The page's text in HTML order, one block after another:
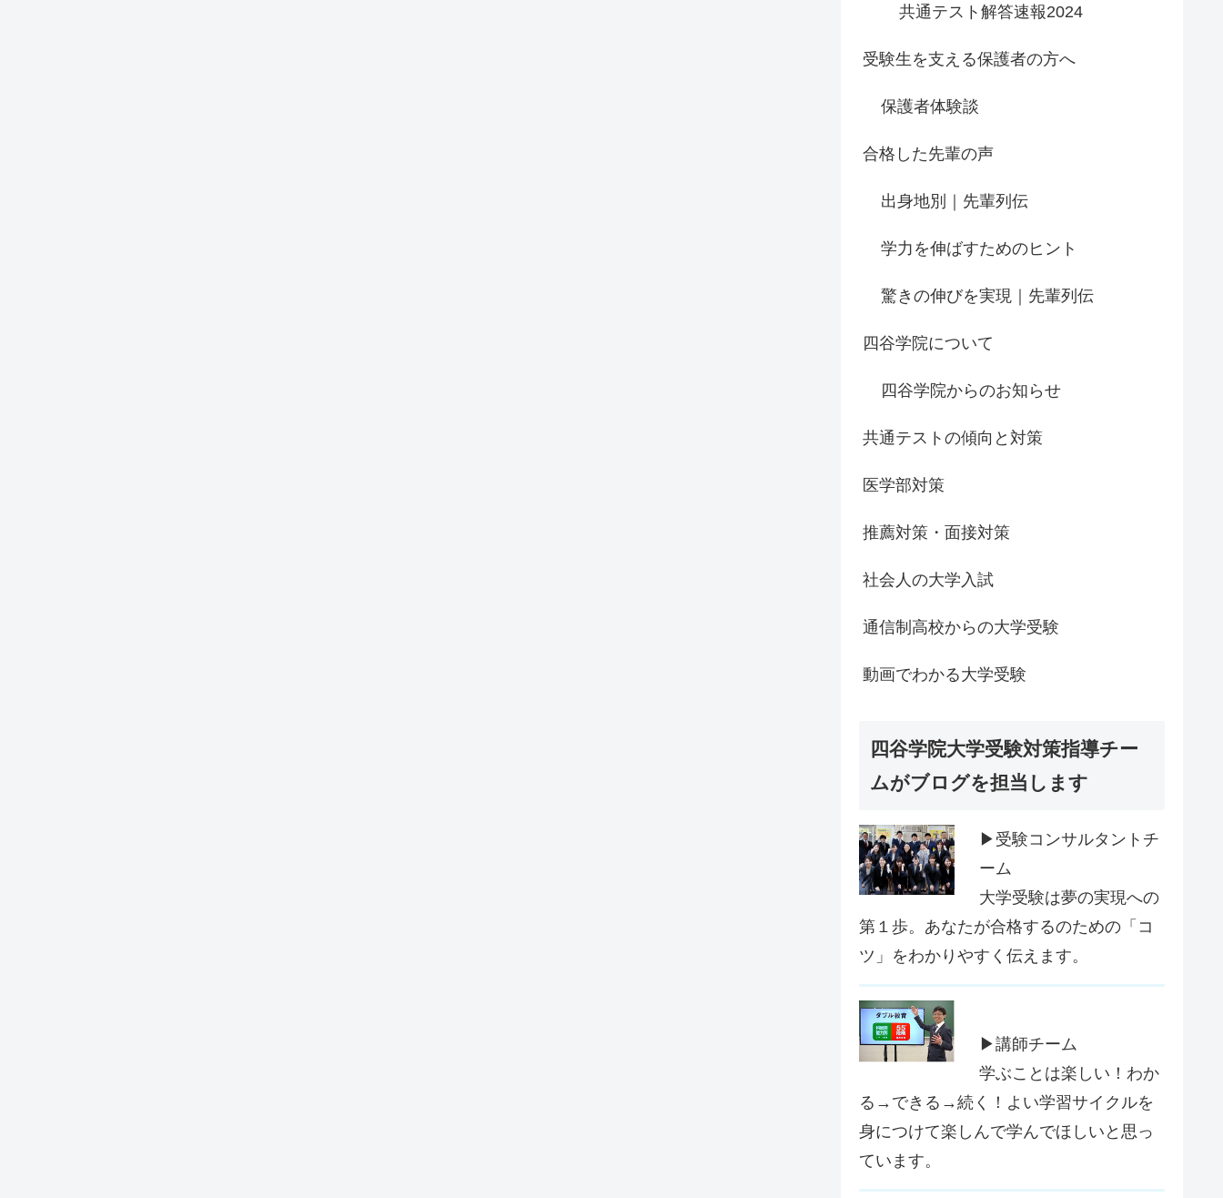
共通テスト解答速報2024
受験生を支える保護者の方へ
保護者体験談
合格した先輩の声
出身地別｜先輩列伝
学力を伸ばすためのヒント
驚きの伸びを実現｜先輩列伝
四谷学院について
四谷学院からのお知らせ
共通テストの傾向と対策
医学部対策
推薦対策・面接対策
社会人の大学入試
通信制高校からの大学受験
動画でわかる大学受験
四谷学院大学受験対策指導チー
ムがブログを担当します
▶受験コンサルタントチ
ーム
大学受験は夢の実現への
第１歩。あなたが合格するのための「コ
ツ」をわかりやすく伝えます。
▶講師チーム
学ぶことは楽しい！わか
る→できる→続く！よい学習サイクルを
身につけて楽しんで学んでほしいと思っ
ています。